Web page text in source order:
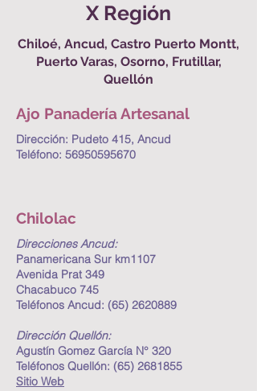
X Región
Chiloé, Ancud, Castro Puerto Montt,
Puerto Varas, Osorno, Frutillar,
Quellón
Ajo Panadería Artesanal
Dirección: Pudeto 415, Ancud
Teléfono: 56950595670
Chilolac
Direcciones Ancud:
Panamericana Sur km1107
Avenida Prat 349
Chacabuco 745
Teléfonos Ancud: (65) 2620889
Dirección Quellón:
Agustín Gomez García N° 320
Teléfonos Quellón: (65) 2681855
Sitio Web